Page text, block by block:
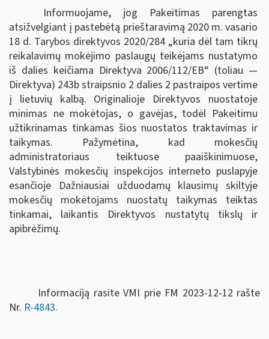
Informuojame, jog Pakeitimas parengtas
atsižvelgiant į pastebėtą prieštaravimą 2020 m. vasario
18 d. Tarybos direktyvos 2020/284 „kuria dėl tam tikrų
reikalavimų mokėjimo paslaugų teikėjams nustatymo
iš dalies keičiama Direktyva 2006/112/EB“ (toliau —
Direktyva) 243b straipsnio 2 dalies 2 pastraipos vertime
į lietuvių kalbą. Originalioje Direktyvos nuostatoje
minimas ne mokėtojas, o gavėjas, todėl Pakeitimu
užtikrinamas tinkamas šios nuostatos traktavimas ir
taikymas. Pažymėtina, kad mokesčių
administratoriaus teiktuose paaiškinimuose,
Valstybinės mokesčių inspekcijos interneto puslapyje
esančioje Dažniausiai užduodamų klausimų skiltyje
mokesčių mokėtojams nuostatų taikymas teiktas
tinkamai, laikantis Direktyvos nustatytų tikslų ir
apibrėžimų.
Informaciją rasite VMI prie FM 2023-12-12 rašte
Nr. R-4843.